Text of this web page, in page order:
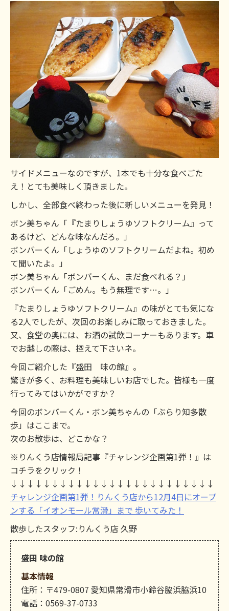
サイドメニューなのですが、1本でも十分な食べごた
え！とても美味しく頂きました。
しかし、全部食べ終わった後に新しいメニューを発見！
ボン美ちゃん「『たまりしょうゆソフトクリーム』って
あるけど、どんな味なんだろ。」
ボンバーくん「しょうゆのソフトクリームだよね。初め
て聞いたよ。」
ボン美ちゃん「ボンバーくん、まだ食べれる？」
ボンバーくん「ごめん。もう無理です…。」
『たまりしょうゆソフトクリーム』の味がとても気にな
る2人でしたが、次回のお楽しみに取っておきました。
又、食堂の奥には、お酒の試飲コーナーもあります。車
でお越しの際は、控えて下さいネ。
今回ご紹介した『盛田 味の館』。
驚きが多く、お料理も美味しいお店でした。皆様も一度
行ってみてはいかがですか？
今回のボンバーくん・ボン美ちゃんの「ぶらり知多散
歩」はここまで。
次のお散歩は、どこかな？
※りんくう店情報局記事『チャレンジ企画第1弾！』は
コチラをクリック！
↓↓↓↓↓↓↓↓↓↓↓↓↓↓↓↓↓↓↓↓↓↓↓↓↓
チャレンジ企画第1弾！りんくう店から12月4日にオープ
ンする「イオンモール常滑」まで 歩いてみた！
散歩したスタッフ:りんくう店 久野
盛田 味の館
基本情報
住所：〒479-0807 愛知県常滑市小鈴谷脇浜脇浜10
電話：0569-37-0733